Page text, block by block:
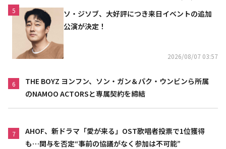
5
ソ・ジソブ、大好評につき来日イベントの追加
公演が決定！
2026/08/07 03:57
6
THE BOYZ ヨンフン、ソン・ガン＆パク・ウンビンら所属
のNAMOO ACTORSと専属契約を締結
7
AHOF、新ドラマ「愛が来る」OST歌唱者投票で1位獲得
も…関与を否定“事前の協議がなく参加は不可能”